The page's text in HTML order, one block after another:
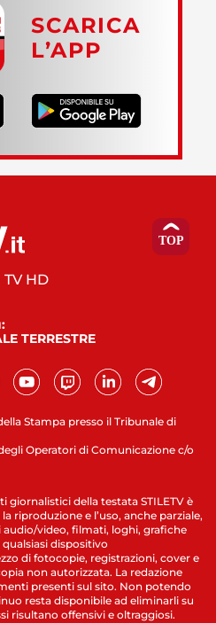
SCARICA
L’APP
Stampa presso il Tribunale di
Operatori di Comunicazione c/o
HD
TERRESTRE
giornalistici della testata STILETV è
riproduzione e l’uso, anche parziale,
video, filmati, loghi, grafiche
dispositivo
di fotocopie, registrazioni, cover e
non autorizzata. La redazione
presenti sul sito. Non potendo
resta disponibile ad eliminarli su
risultano offensivi e oltraggiosi.